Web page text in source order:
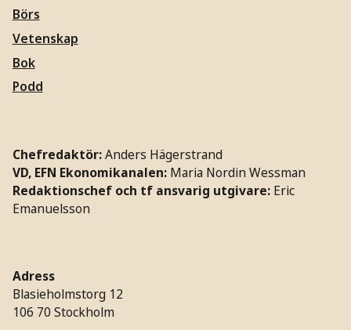
Börs
Vetenskap
Bok
Podd
Chefredaktör:Anders Hägerstrand
VD, EFN Ekonomikanalen: Maria Nordin Wessman
Redaktionschef och tf ansvarig utgivare: Eric
Emanuelsson
Adress
Blasieholmstorg 12
106 70 Stockholm